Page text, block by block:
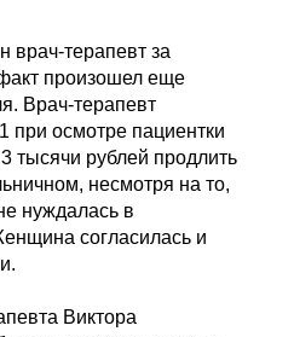
Инфо
врач-терапевт за
произошел еще
Врач-терапевт
при осмотре пациентки
тысячи рублей продлить
несмотря на то,
нуждалась в
согласилась и
Виктора